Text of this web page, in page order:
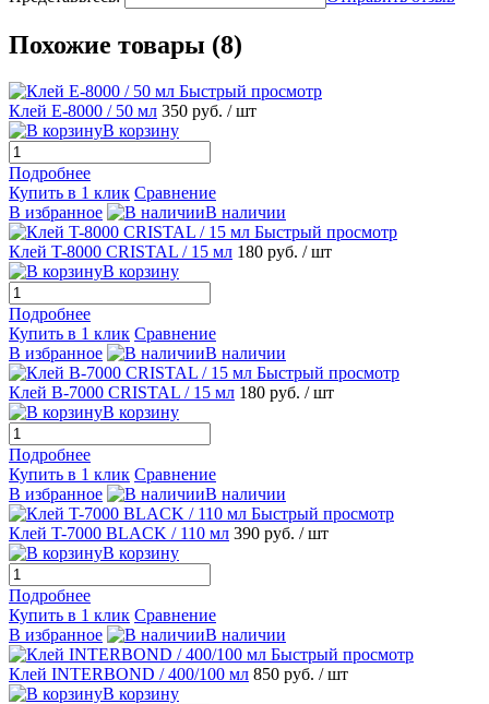
Похожие товары (8)
Быстрый просмотр
Клей E-8000 / 50 мл 350 руб. / шт
В корзину
Подробнее
Купить в 1 клик Сравнение
В избранное
В наличии
Быстрый просмотр
Клей T-8000 CRISTAL / 15 мл 180 руб. / шт
В корзину
Подробнее
Купить в 1 клик Сравнение
В избранное
В наличии
Быстрый просмотр
Клей B-7000 CRISTAL / 15 мл 180 руб. / шт
В корзину
Подробнее
Купить в 1 клик Сравнение
В избранное
В наличии
Быстрый просмотр
Клей T-7000 BLACK / 110 мл 390 руб. / шт
В корзину
Подробнее
Купить в 1 клик Сравнение
В избранное
В наличии
Быстрый просмотр
Клей INTERBOND / 400/100 мл 850 руб. / шт
В корзину